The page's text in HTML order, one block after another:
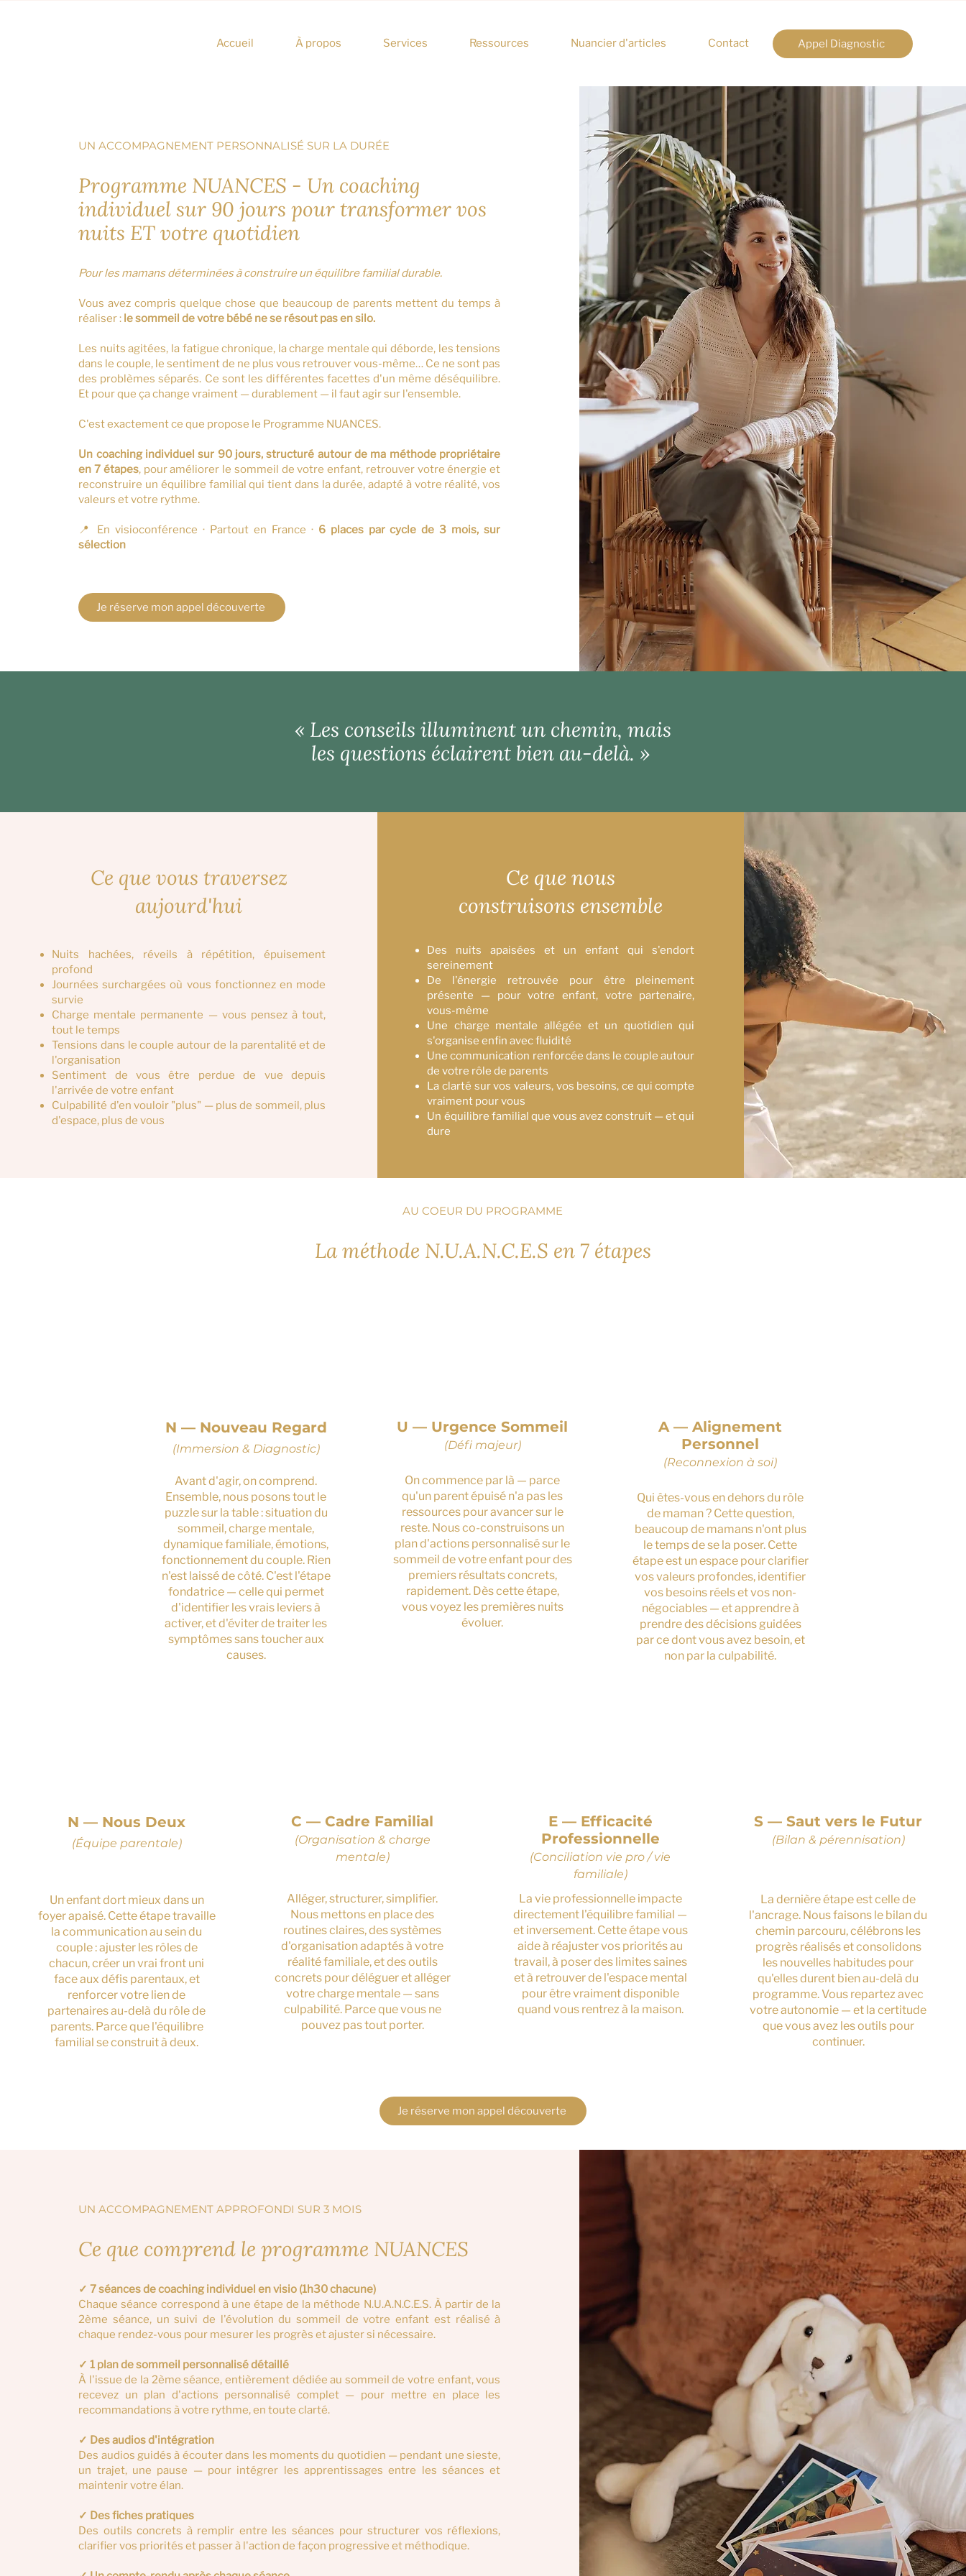
Accueil À propos Services Ressources Nuancier d'articles Contact Appel Diagnostic
UN ACCOMPAGNEMENT PERSONNALISÉ SUR LA DURÉE
Programme NUANCES - Un coaching
individuel sur 90 jours pour transformer vos
nuits ET votre quotidien
Pour les mamans déterminées à construire un équilibre familial durable.
Vous avez compris quelque chose que beaucoup de parents mettent du temps à
réaliser : le sommeil de votre bébé ne se résout pas en silo.
Les nuits agitées, la fatigue chronique, la charge mentale qui déborde, les tensions
dans le couple, le sentiment de ne plus vous retrouver vous-même… Ce ne sont pas
des problèmes séparés. Ce sont les différentes facettes d'un même déséquilibre.
Et pour que ça change vraiment — durablement — il faut agir sur l'ensemble.
C'est exactement ce que propose le Programme NUANCES.
Un coaching individuel sur 90 jours, structuré autour de ma méthode propriétaire
en 7 étapes, pour améliorer le sommeil de votre enfant, retrouver votre énergie et
reconstruire un équilibre familial qui tient dans la durée, adapté à votre réalité, vos
valeurs et votre rythme.
📍 En visioconférence · Partout en France · 6 places par cycle de 3 mois, sur
sélection
Je réserve mon appel découverte
« Les conseils illuminent un chemin, mais
les questions éclairent bien au-delà. »
Ce que vous traversez
aujourd'hui
Nuits hachées, réveils à répétition, épuisement
profond
Journées surchargées où vous fonctionnez en mode
survie
Charge mentale permanente — vous pensez à tout,
tout le temps
Tensions dans le couple autour de la parentalité et de
l'organisation
Sentiment de vous être perdue de vue depuis
l'arrivée de votre enfant
Culpabilité d'en vouloir "plus" — plus de sommeil, plus
d'espace, plus de vous
Ce que nous
construisons ensemble
Des nuits apaisées et un enfant qui s'endort
sereinement
De l'énergie retrouvée pour être pleinement
présente — pour votre enfant, votre partenaire,
vous-même
Une charge mentale allégée et un quotidien qui
s'organise enfin avec fluidité
Une communication renforcée dans le couple autour
de votre rôle de parents
La clarté sur vos valeurs, vos besoins, ce qui compte
vraiment pour vous
Un équilibre familial que vous avez construit — et qui
dure
AU COEUR DU PROGRAMME
La méthode N.U.A.N.C.E.S en 7 étapes
N — Nouveau Regard
(Immersion & Diagnostic)
Avant d'agir, on comprend.
Ensemble, nous posons tout le
puzzle sur la table : situation du
sommeil, charge mentale,
dynamique familiale, émotions,
fonctionnement du couple. Rien
n'est laissé de côté. C'est l'étape
fondatrice — celle qui permet
d'identifier les vrais leviers à
activer, et d'éviter de traiter les
symptômes sans toucher aux
causes.
U — Urgence Sommeil
(Défi majeur)
On commence par là — parce
qu'un parent épuisé n'a pas les
ressources pour avancer sur le
reste. Nous co-construisons un
plan d'actions personnalisé sur le
sommeil de votre enfant pour des
premiers résultats concrets,
rapidement. Dès cette étape,
vous voyez les premières nuits
évoluer.
A — Alignement
Personnel
(Reconnexion à soi)
Qui êtes-vous en dehors du rôle
de maman ? Cette question,
beaucoup de mamans n'ont plus
le temps de se la poser. Cette
étape est un espace pour clarifier
vos valeurs profondes, identifier
vos besoins réels et vos non-
négociables — et apprendre à
prendre des décisions guidées
par ce dont vous avez besoin, et
non par la culpabilité.
N — Nous Deux
(Équipe parentale)
Un enfant dort mieux dans un
foyer apaisé. Cette étape travaille
la communication au sein du
couple : ajuster les rôles de
chacun, créer un vrai front uni
face aux défis parentaux, et
renforcer votre lien de
partenaires au-delà du rôle de
parents. Parce que l'équilibre
familial se construit à deux.
C — Cadre Familial
(Organisation & charge
mentale)
Alléger, structurer, simplifier.
Nous mettons en place des
routines claires, des systèmes
d'organisation adaptés à votre
réalité familiale, et des outils
concrets pour déléguer et alléger
votre charge mentale — sans
culpabilité. Parce que vous ne
pouvez pas tout porter.
E — Efficacité
Professionnelle
(Conciliation vie pro / vie
familiale)
La vie professionnelle impacte
directement l'équilibre familial —
et inversement. Cette étape vous
aide à réajuster vos priorités au
travail, à poser des limites saines
et à retrouver de l'espace mental
pour être vraiment disponible
quand vous rentrez à la maison.
S — Saut vers le Futur
(Bilan & pérennisation)
La dernière étape est celle de
l'ancrage. Nous faisons le bilan du
chemin parcouru, célébrons les
progrès réalisés et consolidons
les nouvelles habitudes pour
qu'elles durent bien au-delà du
programme. Vous repartez avec
votre autonomie — et la certitude
que vous avez les outils pour
continuer.
Je réserve mon appel découverte
UN ACCOMPAGNEMENT APPROFONDI SUR 3 MOIS
Ce que comprend le programme NUANCES
✓ 7 séances de coaching individuel en visio (1h30 chacune)
Chaque séance correspond à une étape de la méthode N.U.A.N.C.E.S. À partir de la
2ème séance, un suivi de l'évolution du sommeil de votre enfant est réalisé à
chaque rendez-vous pour mesurer les progrès et ajuster si nécessaire.
✓ 1 plan de sommeil personnalisé détaillé
À l'issue de la 2ème séance, entièrement dédiée au sommeil de votre enfant, vous
recevez un plan d'actions personnalisé complet — pour mettre en place les
recommandations à votre rythme, en toute clarté.
✓ Des audios d'intégration
Des audios guidés à écouter dans les moments du quotidien — pendant une sieste,
un trajet, une pause — pour intégrer les apprentissages entre les séances et
maintenir votre élan.
✓ Des fiches pratiques
Des outils concrets à remplir entre les séances pour structurer vos réflexions,
clarifier vos priorités et passer à l'action de façon progressive et méthodique.